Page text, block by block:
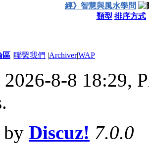
經》智慧與風水學問
類型 排序方式
區 |聯繫我們 |Archiver|WAP
8-8 18:29,
.
by Discuz! 7.0.0